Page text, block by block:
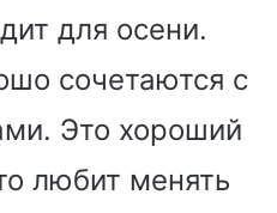
для осени.
сочетаются с
Это хороший
любит менять